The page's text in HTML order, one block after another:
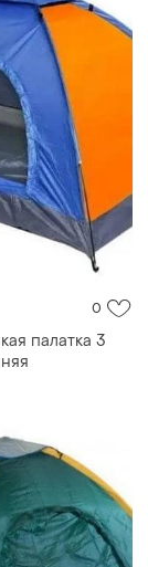
0
палатка 3